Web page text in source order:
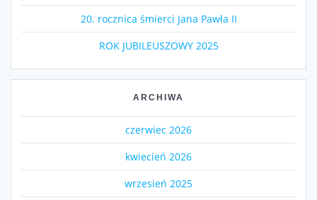
20. rocznica śmierci Jana Pawła II
ROK JUBILEUSZOWY 2025
ARCHIWA
czerwiec 2026
kwiecień 2026
wrzesień 2025